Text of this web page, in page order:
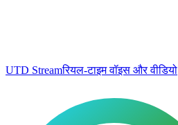
UTD Streamरियल-टाइम वॉइस और वीडियो